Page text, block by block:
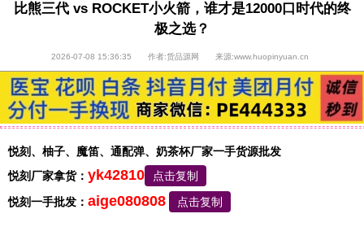
比熊三代 vs ROCKET小火箭，谁才是12000口时代的终
极之选？
2026-07-08 15:36:35 作者:货品源网 来源:www.huopinyuan.cn
悦刻、柚子、魔笛、通配弹、奶茶杯厂家一手货源批发
悦刻厂家拿货： yk42810
点击复制
悦刻一手批发： aige080808 点击复制